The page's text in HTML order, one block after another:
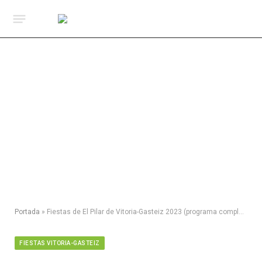
Portada » Fiestas de El Pilar de Vitoria-Gasteiz 2023 (programa completo)
FIESTAS VITORIA-GASTEIZ